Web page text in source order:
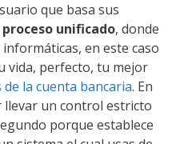
que basa sus
proceso unificado, donde
en este caso
vida, perfecto, tu mejor
la cuenta bancaria. En
un control estricto
porque establece